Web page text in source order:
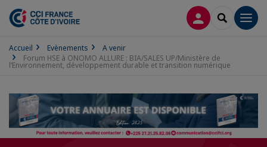
CONNEXION
Accueil Evènements
A venir
Forum HSE à ONOMO ALLURE : BIA/SALES UP/Ministère de
l’Environnement, développement durable et transition numérique